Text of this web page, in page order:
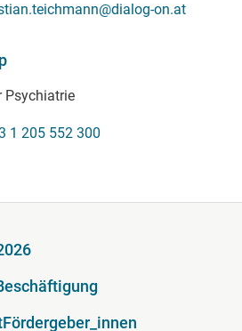
on.at
Psychiatrie
1 205 552 300
Fördergeber_innen